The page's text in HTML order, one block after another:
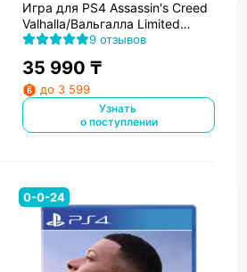
Игра для PS4 Assassin's Creed
Valhalla/Вальгалла Limited
Edition
9 отзывов
35 990 ₸
до 3 599
Узнать
о поступлении
0-0-24